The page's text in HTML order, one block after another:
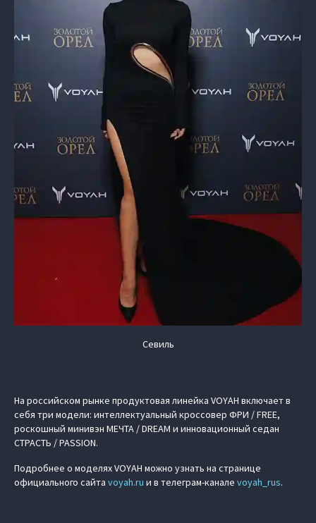
Севиль
На российском рынке продуктовая линейка VOYAH включает в
себя три модели: интеллектуальный кроссовер ФРИ / FREE,
роскошный минивэн МЕЧТА / DREAM и инновационный седан
СТРАСТЬ / PASSION.
Подробнее о моделях VOYAH можно узнать на странице
официального сайта voyah.ru и в телеграм-канале voyah_rus.